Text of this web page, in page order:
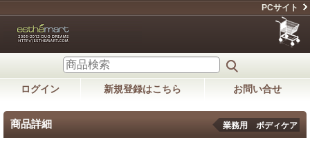
PCサイト
ログイン 新規登録はこちら お問い合せ
商品詳細 業務用 ボディケア